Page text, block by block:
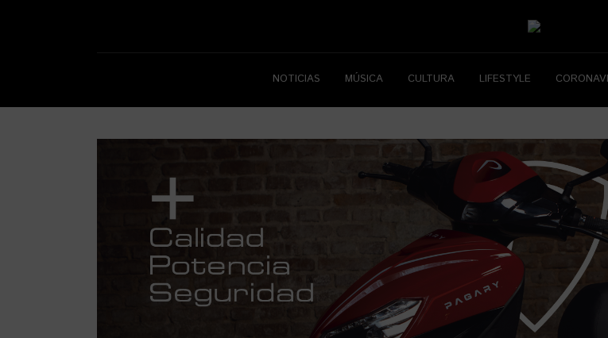
NOTICIAS MÚSICA CULTURA LIFESTYLE